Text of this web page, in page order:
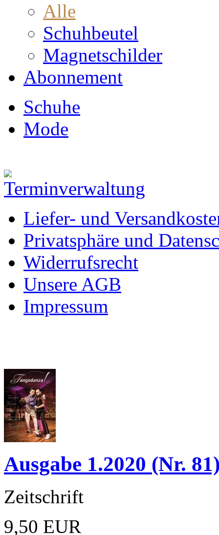
Alle
Schuhbeutel
Magnetschilder
Abonnement
Schuhe
Mode
Liefer- und
Privatsphäre und
Widerrufsrecht
Unsere AGB
Impressum
Ausgabe 1.2020 (Nr.
Zeitschrift
9,50 EUR